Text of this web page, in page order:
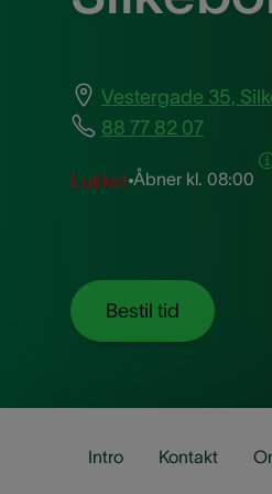
Vestergade 35,
88 77 82 07
Lukket Åbner kl. 08:00
Bestil tid
Intro Kontakt